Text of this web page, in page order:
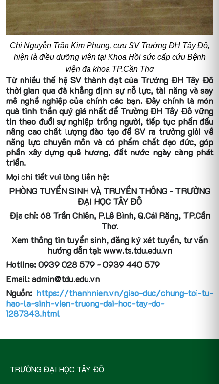
Chị Nguyễn Trần Kim Phụng, cựu SV Trường ĐH Tây Đô,
hiện là điều dưỡng viên tại Khoa Hồi sức cấp cứu Bệnh
viện đa khoa TP.Cần Thơ
Từ nhiều thế hệ SV thành đạt của Trường ĐH Tây Đô
thời gian qua đã khẳng định sự nỗ lực, tài năng và say
mê nghề nghiệp của chính các bạn. Đây chính là món
quà tinh thần quý giá nhất để Trường ĐH Tây Đô vững
tin theo đuổi sự nghiệp trồng người, tiếp tục phấn đấu
nâng cao chất lượng đào tạo để SV ra trường giỏi về
năng lực chuyên môn và có phẩm chất đạo đức, góp
phần xây dựng quê hương, đất nước ngày càng phát
triển.
Mọi chi tiết vui lòng liên hệ:
PHÒNG TUYỂN SINH VÀ TRUYỀN THÔNG - TRƯỜNG
ĐẠI HỌC TÂY ĐÔ
Địa chỉ: 68 Trần Chiên, P.Lê Bình, Q.Cái Răng, TP.Cần
Thơ.
Xem thông tin tuyển sinh, đăng ký xét tuyển, tư vấn
hướng dẫn tại: www.ts.tdu.edu.vn
Hotline: 0939 028 579 - 0939 440 579
Email: admin@tdu.edu.vn
Nguồn: https://thanhnien.vn/giao-duc/chung-toi-tu-
hao-la-sinh-vien-truong-dai-hoc-tay-do-
1287343.html
TRƯỜNG ĐẠI HỌC TÂY ĐÔ